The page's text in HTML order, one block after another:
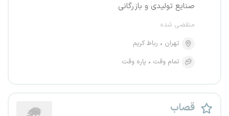
صنایع تولیدی و بازرگانی
منقضی شده
تهران
رباط کریم
تمام وقت
پاره وقت
قصاب